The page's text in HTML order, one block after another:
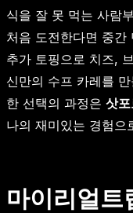
식을 잘 못 먹는 사람
처음 도전한다면 중
추가 토핑으로 치즈,
신만의 수프 카레를
한 선택의 과정은 삿
나의 재미있는 경험으
마이리얼트